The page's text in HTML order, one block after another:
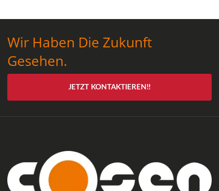
Wir Haben Die Zukunft
Gesehen.
JETZT KONTAKTIEREN!!